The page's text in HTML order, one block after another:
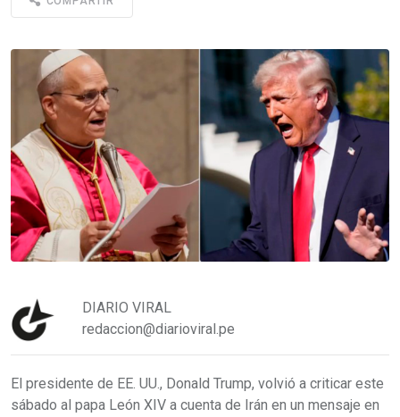
DIARIO VIRAL
redaccion@diarioviral.pe
El presidente de EE. UU., Donald Trump, volvió a criticar este
sábado al papa León XIV a cuenta de Irán en un mensaje en